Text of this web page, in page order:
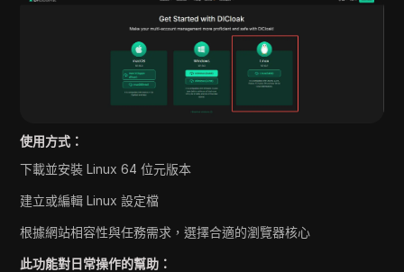
使用方式：
下載並安裝 Linux 64 位元版本
建立或編輯 Linux 設定檔
根據網站相容性與任務需求，選擇合適的瀏覽器核心
此功能對日常操作的幫助：